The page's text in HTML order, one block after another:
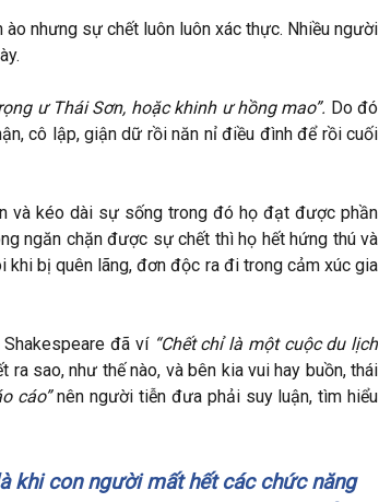
nhưng sự chết luôn luôn xác thực. Nhiều người
ư Thái Sơn, hoặc khinh ư hồng mao”. Do đó
cô lập, giận dữ rồi năn nỉ điều đình để rồi cuối
và kéo dài sự sống trong đó họ đạt được phần
ngăn chặn được sự chết thì họ hết hứng thú và
bị quên lãng, đơn độc ra đi trong cảm xúc gia
Shakespeare đã ví “Chết chỉ là một cuộc du lịch
ra sao, như thế nào, và bên kia vui hay buồn, thái
cáo”nên người tiễn đưa phải suy luận, tìm hiểu
khi con người mất hết các chức năng